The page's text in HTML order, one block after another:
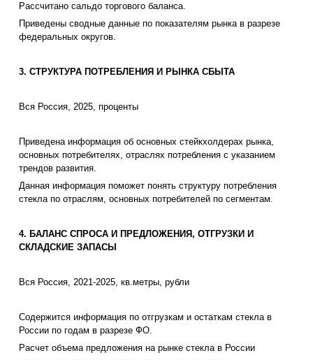
Рассчитано сальдо торгового баланса.
Приведены сводные данные по показателям рынка в разрезе
федеральных округов.
3. СТРУКТУРА ПОТРЕБЛЕНИЯ И РЫНКА СБЫТА
Вся Россия, 2025, проценты
Приведена информация об основных стейкхолдерах рынка,
основных потребителях, отраслях потребления с указанием
трендов развития.
Данная информация поможет понять структуру потребления
стекла по отраслям, основных потребителей по сегментам.
4. БАЛАНС СПРОСА И ПРЕДЛОЖЕНИЯ, ОТГРУЗКИ И
СКЛАДСКИЕ ЗАПАСЫ
Вся Россия, 2021-2025, кв.метры, рубли
Содержится информация по отгрузкам и остаткам стекла в
России по годам в разрезе ФО.
Расчет объема предложения на рынке стекла в России